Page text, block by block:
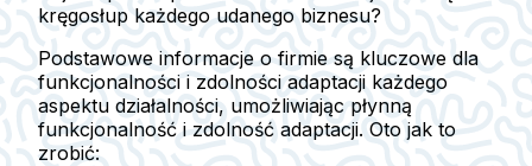
kręgosłup każdego udanego biznesu?
Podstawowe informacje o firmie są kluczowe dla
funkcjonalności i zdolności adaptacji każdego
aspektu działalności, umożliwiając płynną
funkcjonalność i zdolność adaptacji. Oto jak to
zrobić: